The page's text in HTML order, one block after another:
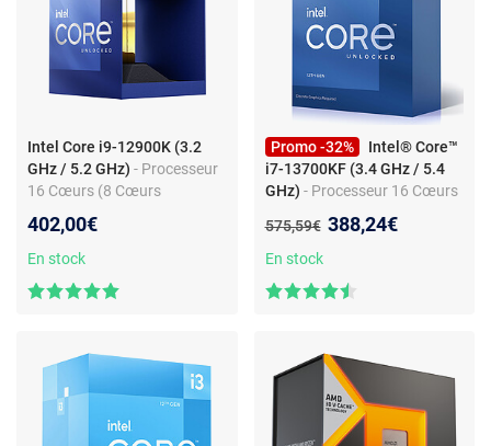
Intel Core i9-12900K (3.2
GHz / 5.2 GHz) - Processeur
16 Cœurs (8 Cœurs
Efficient) 24 Threads - Socket
1700 - Cache L3 30 Mo - Intel
micron (version boîte sans
402,00€
En stock
Promo -32%
Intel® Core™
i7-13700KF (3.4 GHz / 5.4
GHz) - Processeur 16 Cœurs
Cœurs Efficient) 24 Threads -
Socket 1700 - Cache L2 24
Processeur Graphique
Ancien prix :
575,59€ Nouveau prix :
388,24€
En stock